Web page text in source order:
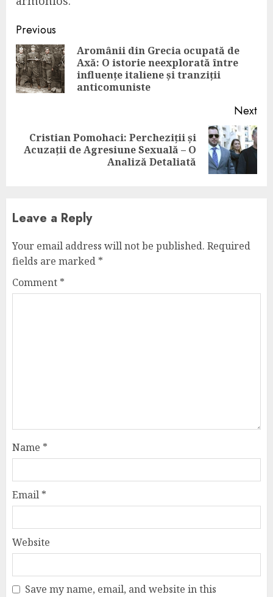
Continue
Reading
Previous
Aromânii din Grecia ocupată de
Axă: O istorie neexplorată între
influențe italiene și tranziții
anticomuniste
Next
Next
Cristian Pomohaci: Percheziții și
Acuzații de Agresiune Sexuală – O
Analiză Detaliată
Leave a Reply
Your email address will not be published. Required
fields are marked *
Comment *
Name *
Email *
Website
Save my name, email, and website in this